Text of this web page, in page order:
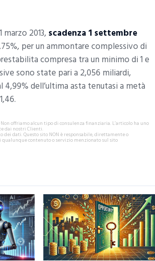
2013, scadenza 1 settembre
per un ammontare complessivo di
compresa tra un minimo di 1 e
sono state pari a 2,056 miliardi,
4,99% dell’ultima asta tenutasi a metà
Non offriamo alcun tipo di consulenza finanziaria. L’articolo ha uno
dai nostri Clienti.
dati. Questo sito NON è responsabile, direttamente o
contenuto o servizio menzionato sul sito